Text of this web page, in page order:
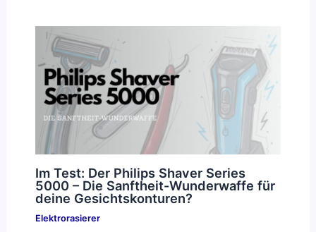
Im Test: Der Philips Shaver Series
5000 – Die Sanftheit-Wunderwaffe für
deine Gesichtskonturen?
Elektrorasierer